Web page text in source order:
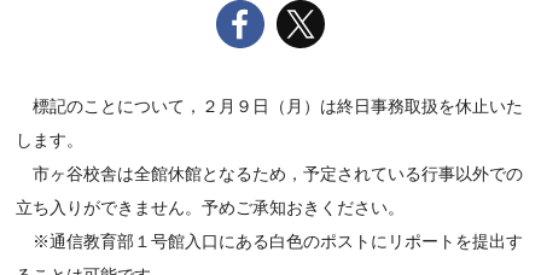
標記のことについて，２月９日（月）は終日事務取扱を休止いた
します。
市ヶ谷校舎は全館休館となるため，予定されている行事以外での
立ち入りができません。予めご承知おきください。
※通信教育部１号館入口にある白色のポストにリポートを提出す